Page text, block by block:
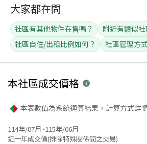
大家都在問
社區有其他物件在售嗎？
附近有類似社
社區自住/出租比例如何？
社區管理方
本社區成交價格
本表數值為系統運算結果，計算方式詳
114年/07月~115年/06月
近一年成交價(排除特殊關係間之交易)